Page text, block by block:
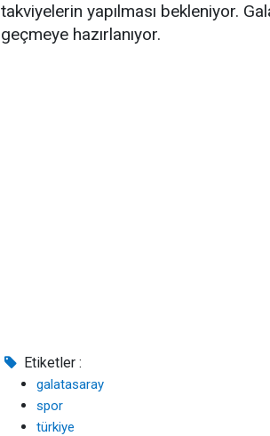
takviyelerin yapılması bekleniyor.
geçmeye hazırlanıyor.
Etiketler :
galatasaray
spor
türkiye